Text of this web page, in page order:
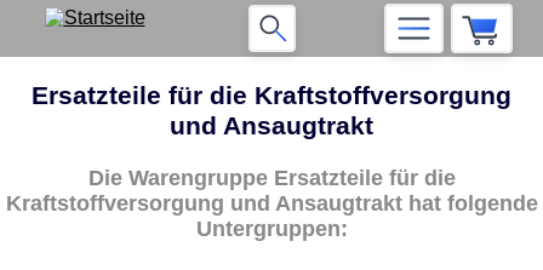
Ersatzteile für die Kraftstoffversorgung
und Ansaugtrakt
Die Warengruppe Ersatzteile für die
Kraftstoffversorgung und Ansaugtrakt hat folgende
Untergruppen: